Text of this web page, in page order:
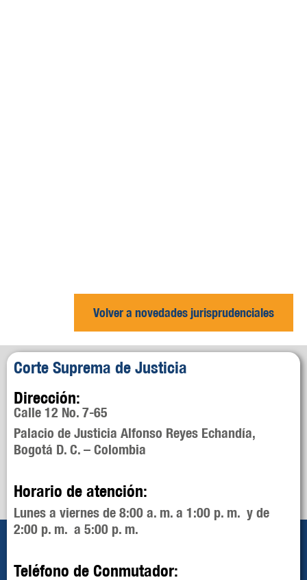
Volver a novedades jurisprudenciales
Corte Suprema de Justicia
Dirección:
Calle 12 No. 7-65
Palacio de Justicia Alfonso Reyes Echandía,
Bogotá D. C. – Colombia
Horario de atención:
Lunes a viernes de 8:00 a. m. a 1:00 p. m. y de
2:00 p. m. a 5:00 p. m.
Teléfono de Conmutador: